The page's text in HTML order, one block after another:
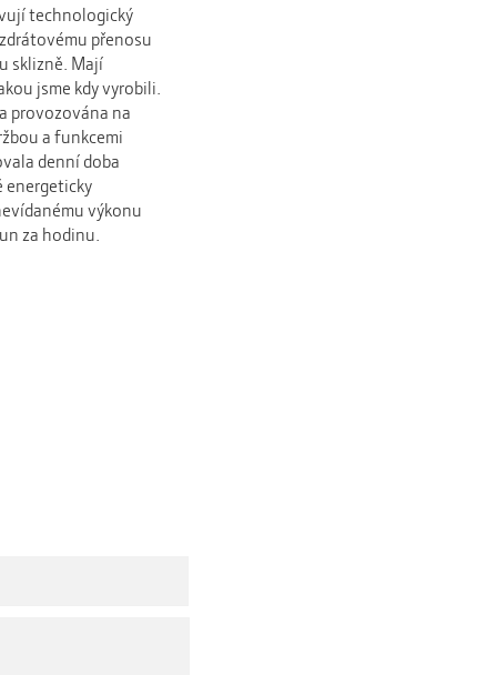
technologický
přenosu
sklizně. Mají
jsme kdy vyrobili.
provozována na
a funkcemi
denní doba
energeticky
výkonu
za hodinu.